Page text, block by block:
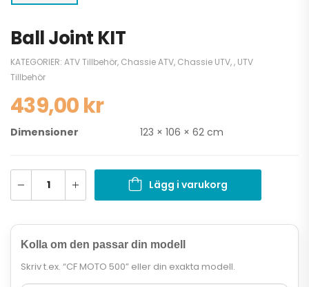
Ball Joint KIT
KATEGORIER: ATV Tillbehör, Chassie ATV, Chassie UTV,, UTV
Tillbehör
439,00kr
Dimensioner 123 × 106 × 62 cm
Lägg i varukorg
Kolla om den passar din modell
Skriv t.ex. “CF MOTO 500” eller din exakta modell.